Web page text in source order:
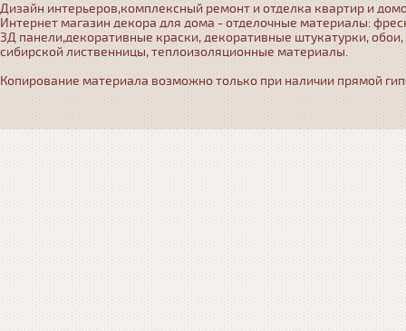
Дизайн интерьеров,комплексный ремонт и отделка квартир и
Интернет магазин декора для дома - отделочные материалы:
3Д панели,декоративные краски, декоративные штукатурки,
сибирской лиственницы, теплоизоляционные материалы.
Копирование материала возможно только при наличии прямой